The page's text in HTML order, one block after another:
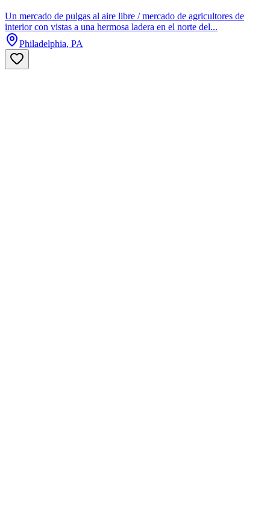
Un mercado de pulgas al aire libre / mercado de agricultores de
interior con vistas a una hermosa ladera en el norte del...
Philadelphia, PA